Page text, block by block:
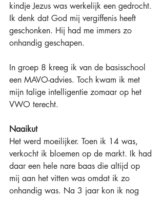
kindje Jezus was werkelijk een gedrocht.
Ik denk dat God mij vergiffenis heeft
geschonken. Hij had me immers zo
onhandig geschapen.
In groep 8 kreeg ik van de basisschool
een MAVO-advies. Toch kwam ik met
mijn talige intelligentie zomaar op het
VWO terecht.
Naaikut
Het werd moeilijker. Toen ik 14 was,
verkocht ik bloemen op de markt. Ik had
daar een hele nare baas die altijd op
mij aan het vitten was omdat ik zo
onhandig was. Na 3 jaar kon ik nog